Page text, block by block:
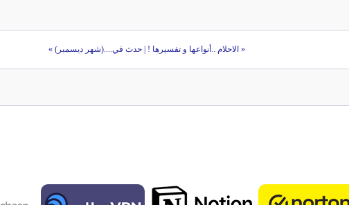
« الاحلام ..أنواعها و تفسيرها ! حدث في....(شهر ديسمبر) »